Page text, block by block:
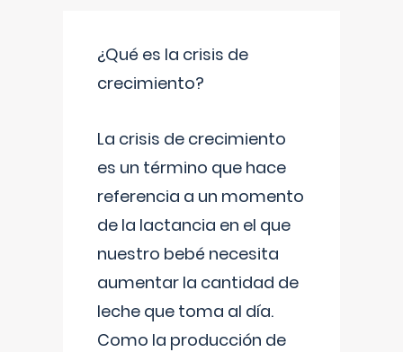
¿Qué es la crisis de
crecimiento?
La crisis de crecimiento
es un término que hace
referencia a un momento
de la lactancia en el que
nuestro bebé necesita
aumentar la cantidad de
leche que toma al día.
Como la producción de